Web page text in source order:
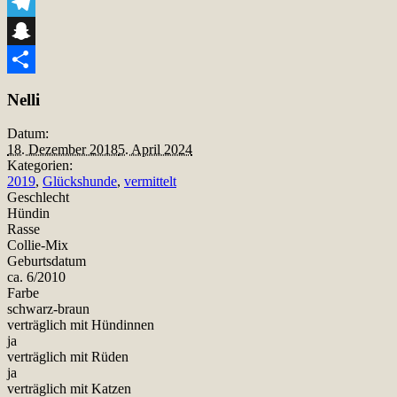
Telegram
Snapchat
Nelli
Datum:
18. Dezember 20185. April 2024
Kategorien:
2019, Glückshunde, vermittelt
Geschlecht
Hündin
Rasse
Collie-Mix
Geburtsdatum
ca. 6/2010
Farbe
schwarz-braun
verträglich mit Hündinnen
ja
verträglich mit Rüden
ja
verträglich mit Katzen